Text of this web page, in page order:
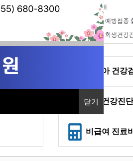
닫기
닫기
- 7/17(금) 휴진 안내
- 2026년 대우병원 학생건강
영유아 건강
일반건강진
비급여 진료